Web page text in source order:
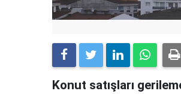
Konut satışları